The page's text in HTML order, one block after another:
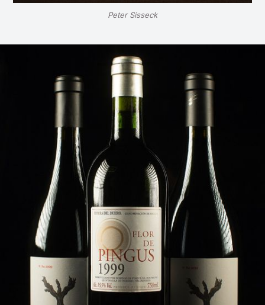
Peter Sisseck